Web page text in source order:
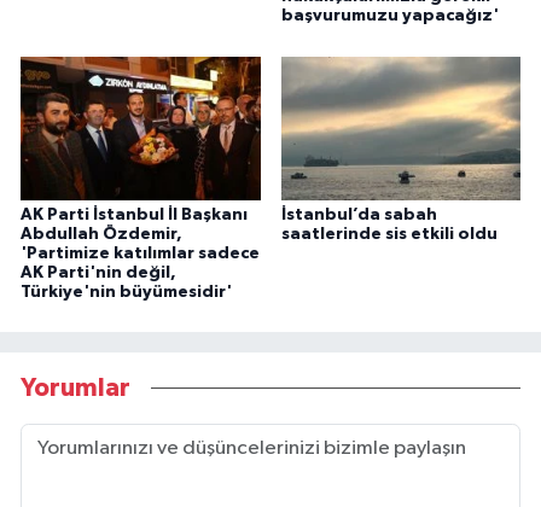
başvurumuzu yapacağız'
AK Parti İstanbul İl Başkanı
Abdullah Özdemir,
'Partimize katılımlar sadece
AK Parti'nin değil,
Türkiye'nin büyümesidir'
İstanbul’da sabah
saatlerinde sis etkili oldu
Yorumlar